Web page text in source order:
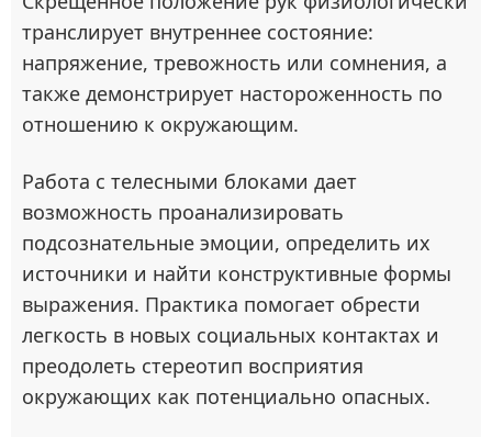
транслирует внутреннее состояние:
напряжение, тревожность или сомнения, а
также демонстрирует настороженность по
отношению к окружающим.
Работа с телесными блоками дает
возможность проанализировать
подсознательные эмоции, определить их
источники и найти конструктивные формы
выражения. Практика помогает обрести
легкость в новых социальных контактах и
преодолеть стереотип восприятия
окружающих как потенциально опасных.